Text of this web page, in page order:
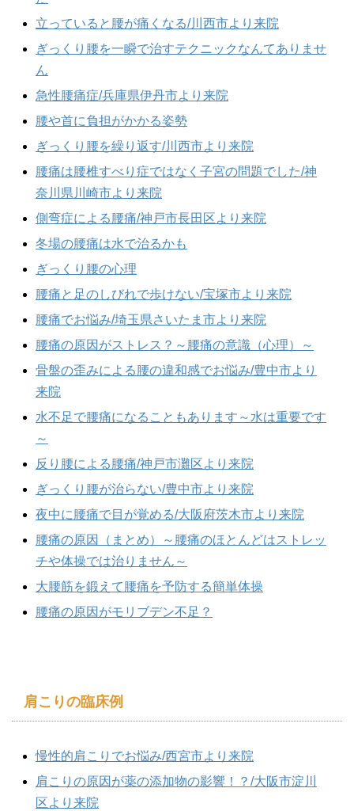
立っていると腰が痛くなる/川西市より来院
ぎっくり腰を一瞬で治すテクニックなんてありませ
ん
急性腰痛症/兵庫県伊丹市より来院
腰や首に負担がかかる姿勢
ぎっくり腰を繰り返す/川西市より来院
腰痛は腰椎すべり症ではなく子宮の問題でした/神
奈川県川崎市より来院
側弯症による腰痛/神戸市長田区より来院
冬場の腰痛は水で治るかも
ぎっくり腰の心理
腰痛と足のしびれで歩けない/宝塚市より来院
腰痛でお悩み/埼玉県さいたま市より来院
腰痛の原因がストレス？～腰痛の意識（心理）～
骨盤の歪みによる腰の違和感でお悩み/豊中市より
来院
水不足で腰痛になることもあります～水は重要です
～
反り腰による腰痛/神戸市灘区より来院
ぎっくり腰が治らない/豊中市より来院
夜中に腰痛で目が覚める/大阪府茨木市より来院
腰痛の原因（まとめ）～腰痛のほとんどはストレッ
チや体操では治りません～
大腰筋を鍛えて腰痛を予防する簡単体操
腰痛の原因がモリブデン不足？
肩こりの臨床例
慢性的肩こりでお悩み/西宮市より来院
肩こりの原因が薬の添加物の影響！？/大阪市淀川
区より来院